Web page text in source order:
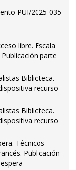
PUI/2025-035
libre. Escala
parte
Biblioteca.
recurso
Biblioteca.
recurso
Técnicos
Publicación